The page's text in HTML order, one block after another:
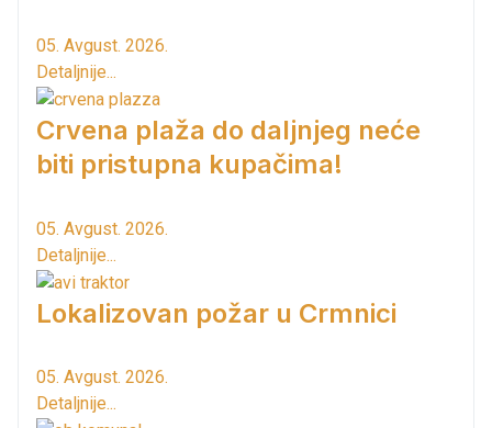
05. Avgust. 2026.
Detaljnije...
Crvena plaža do daljnjeg neće
biti pristupna kupačima!
05. Avgust. 2026.
Detaljnije...
Lokalizovan požar u Crmnici
05. Avgust. 2026.
Detaljnije...